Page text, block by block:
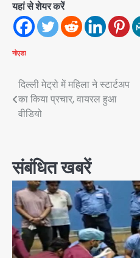
यहां से शेयर करें
नोएडा
Post
navigation
दिल्ली मेट्रो में महिला ने स्टार्टअप
का किया प्रचार, वायरल हुआ
वीडियो
संबंधित खबरें